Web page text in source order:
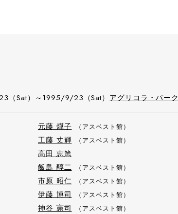
（Sat）～1995/9/23（Sat） アグリコラ・パーク
元藤 燁子 （アスベスト館）
工藤 丈輝 （アスベスト館）
高田 恵篤
飯島 醇二 （アスベスト館）
市原 昭仁 （アスベスト館）
伊藤 博司 （アスベスト館）
神谷 憲司 （アスベスト館）